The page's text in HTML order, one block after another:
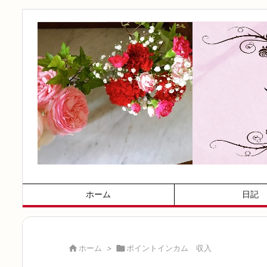
ホーム 日記
 ホーム > ポイントインカム 収入